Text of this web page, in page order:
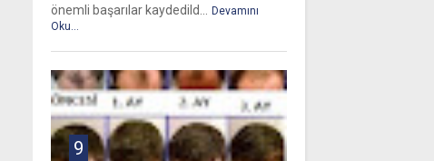
önemli başarılar kaydedild...
Devamını
Oku...
9